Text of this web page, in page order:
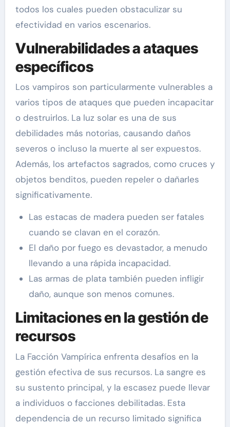
todos los cuales pueden obstaculizar su
efectividad en varios escenarios.
Vulnerabilidades a ataques
específicos
Los vampiros son particularmente vulnerables a
varios tipos de ataques que pueden incapacitar
o destruirlos. La luz solar es una de sus
debilidades más notorias, causando daños
severos o incluso la muerte al ser expuestos.
Además, los artefactos sagrados, como cruces y
objetos benditos, pueden repeler o dañarles
significativamente.
Las estacas de madera pueden ser fatales
cuando se clavan en el corazón.
El daño por fuego es devastador, a menudo
llevando a una rápida incapacidad.
Las armas de plata también pueden infligir
daño, aunque son menos comunes.
Limitaciones en la gestión de
recursos
La Facción Vampírica enfrenta desafíos en la
gestión efectiva de sus recursos. La sangre es
su sustento principal, y la escasez puede llevar
a individuos o facciones debilitadas. Esta
dependencia de un recurso limitado significa